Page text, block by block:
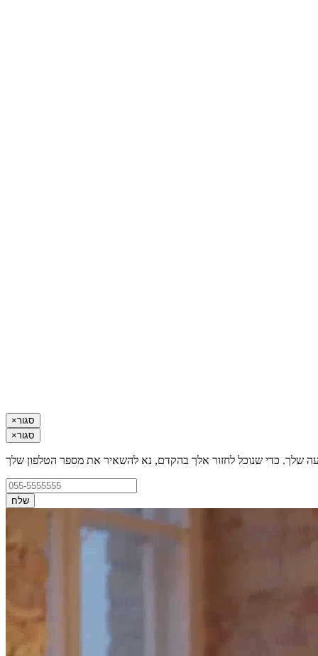
×סגור
×סגור
שלך. כדי שנוכל לחזור אלך בהקדם, נא להשאיר את מספר הטלפון שלך
שלח